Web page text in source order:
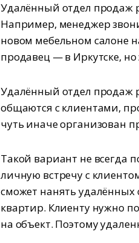
Удалённый отдел продаж
Например, менеджер
новом мебельном салоне
продавец — в Иркутске,
Удалённый отдел продаж
общаются с клиентами,
чуть иначе организован
Такой вариант не всегда
личную встречу с
сможет нанять
квартир. Клиенту нужно
на объект. Поэтому